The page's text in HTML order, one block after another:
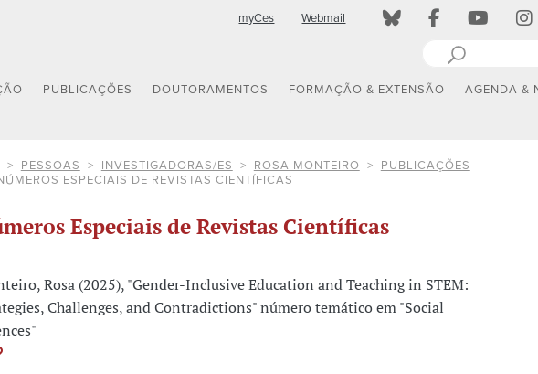
myCes Webmail
PUBLICAÇÕES DOUTORAMENTOS FORMAÇÃO & EXTENSÃO AGENDA &
PESSOAS INVESTIGADORAS/ES ROSA MONTEIRO
PUBLICAÇÕES
ESPECIAIS DE REVISTAS CIENTÍFICAS
Especiais de Revistas Científicas
Rosa (2025), "Gender-Inclusive Education and Teaching in STEM:
Challenges, and Contradictions" número temático em "Social